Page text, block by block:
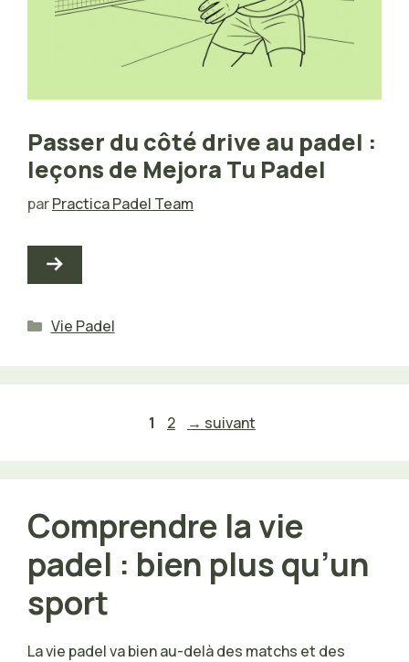
Passer du côté drive au padel :
leçons de Mejora Tu Padel
parPractica Padel Team
Catégories
Vie Padel
Page
1 Page
2 → suivant
Comprendre la vie
padel : bien plus qu’un
sport
La vie padel va bien au-delà des matchs et des